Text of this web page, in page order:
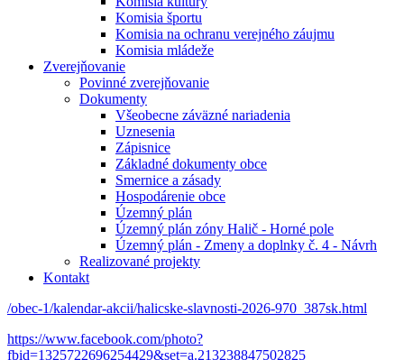
Komisia športu
Komisia na ochranu verejného záujmu
Komisia mládeže
Zverejňovanie
Povinné zverejňovanie
Dokumenty
Všeobecne záväzné nariadenia
Uznesenia
Zápisnice
Základné dokumenty obce
Smernice a zásady
Hospodárenie obce
Územný plán
Územný plán zóny Halič - Horné pole
Územný plán - Zmeny a doplnky č. 4 - Návrh
Realizované projekty
Kontakt
/obec-1/kalendar-akcii/halicske-slavnosti-2026-970_387sk.html
https://www.facebook.com/photo?
fbid=1325722696254429&set=a.213238847502825